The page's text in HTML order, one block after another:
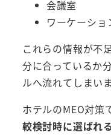
会議室
ワーケーショ
これらの情報が不
分に合っているか
ルへ流れてしまいま
ホテルのMEO対策
較検討時に選ばれ